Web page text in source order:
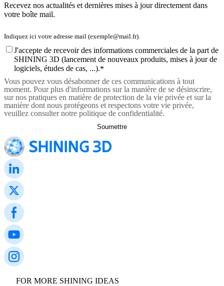
Recevez nos actualités et dernières mises à jour directement dans
votre boîte mail.
J'accepte de recevoir des informations commerciales de la part de
SHINING 3D (lancement de nouveaux produits, mises à jour de
logiciels, études de cas, ...).*
Vous pouvez vous désabonner de ces communications à tout
moment. Pour plus d'informations sur la manière de se désinscrire,
sur nos pratiques en matière de protection de la vie privée et sur la
manière dont nous protégeons et respectons votre vie privée,
veuillez consulter notre politique de confidentialité.
FOR MORE SHINING IDEAS